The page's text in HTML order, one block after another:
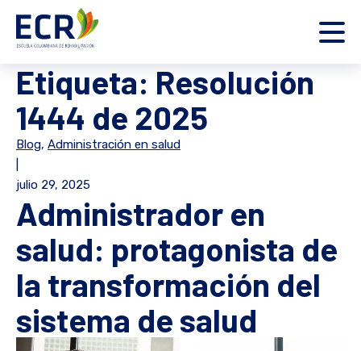
Etiqueta: Resolución
1444 de 2025
Blog, Administración en salud
julio 29, 2025
Administrador en
salud: protagonista de
la transformación del
sistema de salud